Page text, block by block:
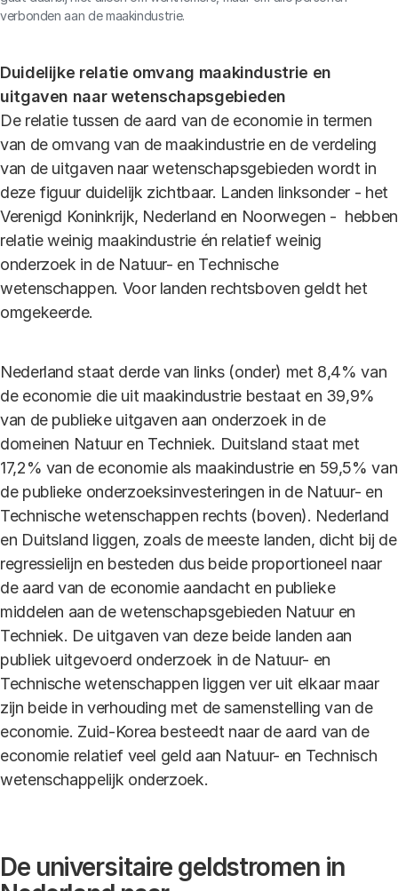
verbonden aan de maakindustrie.
Duidelijke relatie omvang maakindustrie en
uitgaven naar wetenschapsgebieden
De relatie tussen de aard van de economie in termen
van de omvang van de maakindustrie en de verdeling
van de uitgaven naar wetenschapsgebieden wordt in
deze figuur duidelijk zichtbaar. Landen linksonder - het
Verenigd Koninkrijk, Nederland en Noorwegen - hebben
relatie weinig maakindustrie én relatief weinig
onderzoek in de Natuur- en Technische
wetenschappen. Voor landen rechtsboven geldt het
omgekeerde.
Nederland staat derde van links (onder) met 8,4% van
de economie die uit maakindustrie bestaat en 39,9%
van de publieke uitgaven aan onderzoek in de
domeinen Natuur en Techniek. Duitsland staat met
17,2% van de economie als maakindustrie en 59,5% van
de publieke onderzoeksinvesteringen in de Natuur- en
Technische wetenschappen rechts (boven). Nederland
en Duitsland liggen, zoals de meeste landen, dicht bij de
regressielijn en besteden dus beide proportioneel naar
de aard van de economie aandacht en publieke
middelen aan de wetenschapsgebieden Natuur en
Techniek. De uitgaven van deze beide landen aan
publiek uitgevoerd onderzoek in de Natuur- en
Technische wetenschappen liggen ver uit elkaar maar
zijn beide in verhouding met de samenstelling van de
economie. Zuid-Korea besteedt naar de aard van de
economie relatief veel geld aan Natuur- en Technisch
wetenschappelijk onderzoek.
De universitaire geldstromen in